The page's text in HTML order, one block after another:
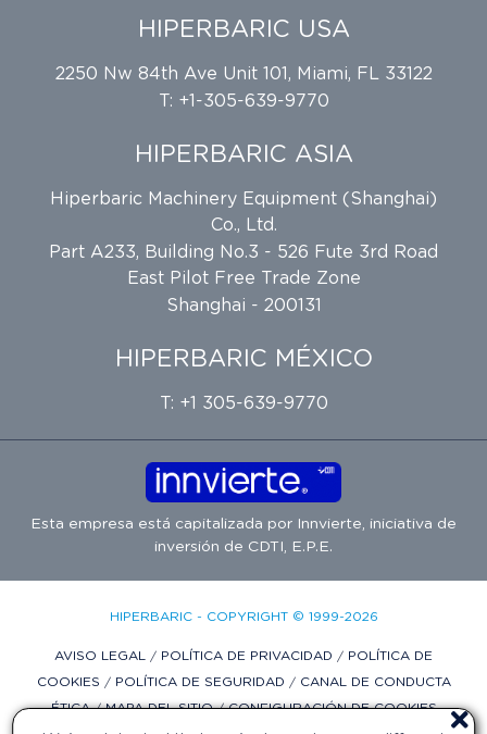
HIPERBARIC USA
2250 Nw 84th Ave Unit 101, Miami, FL 33122
T: +1-305-639-9770
HIPERBARIC ASIA
Hiperbaric Machinery Equipment (Shanghai)
Co., Ltd.
Part A233, Building No.3 - 526 Fute 3rd Road
East Pilot Free Trade Zone
Shanghai - 200131
HIPERBARIC MÉXICO
T: +1 305-639-9770
Esta empresa está capitalizada por Innvierte , iniciativa de
inversión de CDTI, E.P.E.
HIPERBARIC - COPYRIGHT © 1999-2026
AVISO LEGAL / POLÍTICA DE PRIVACIDAD / POLÍTICA DE
COOKIES / POLÍTICA DE SEGURIDAD / CANAL DE CONDUCTA
ÉTICA/MAPA DEL SITIO/CONFIGURACIÓN DE COOKIES